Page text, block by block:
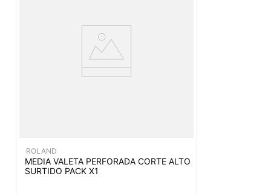
ROLAND
MEDIA VALETA PERFORADA CORTE ALTO
SURTIDO PACK X1